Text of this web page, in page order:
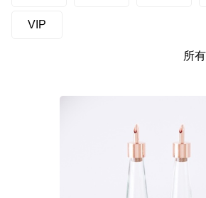
VIP
所有